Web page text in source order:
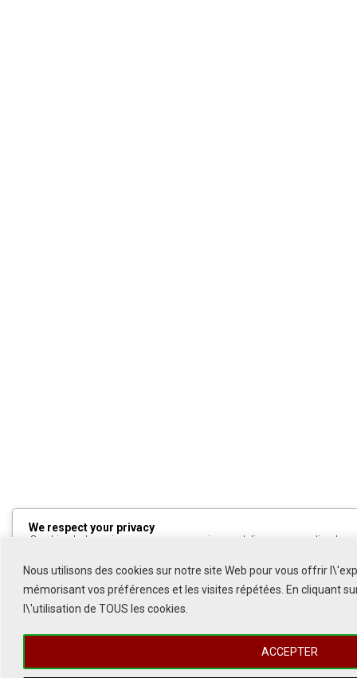
Nous utilisons des cookies sur notre site Web pour vous offrir
mémorisant vos préférences et les visites répétées. En cliquant
l\'utilisation de TOUS les cookies.
ACCEPTER
We respect your privacy
Cookies help us improve your experience, deliver personalized
Allto decline non-essential cookies.
Reject All
1